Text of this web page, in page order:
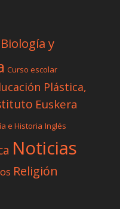
Biología y
Curso escolar
Plástica,
Euskera
e Historia Inglés
Noticias
Religión